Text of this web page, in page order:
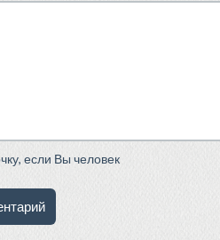
если Вы человек